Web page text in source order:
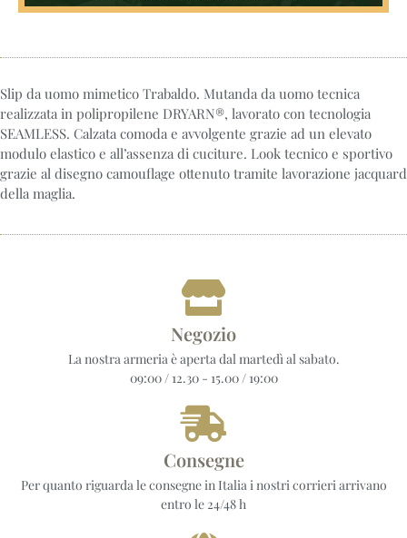
Slip da uomo mimetico Trabaldo. Mutanda da uomo tecnica
realizzata in polipropilene DRYARN®, lavorato con tecnologia
SEAMLESS. Calzata comoda e avvolgente grazie ad un elevato
modulo elastico e all’assenza di cuciture. Look tecnico e sportivo
grazie al disegno camouflage ottenuto tramite lavorazione jacquard
della maglia.
Negozio
La nostra armeria è aperta dal martedì al sabato.
09:00 / 12.30 - 15.00 / 19:00
Consegne
Per quanto riguarda le consegne in Italia i nostri corrieri arrivano
entro le 24/48 h